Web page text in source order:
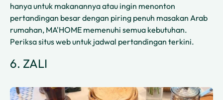
hanya untuk makanannya atau ingin menonton
pertandingan besar dengan piring penuh masakan Arab
rumahan, MA'HOME memenuhi semua kebutuhan.
Periksa situs web untuk jadwal pertandingan terkini.
6. ZALI